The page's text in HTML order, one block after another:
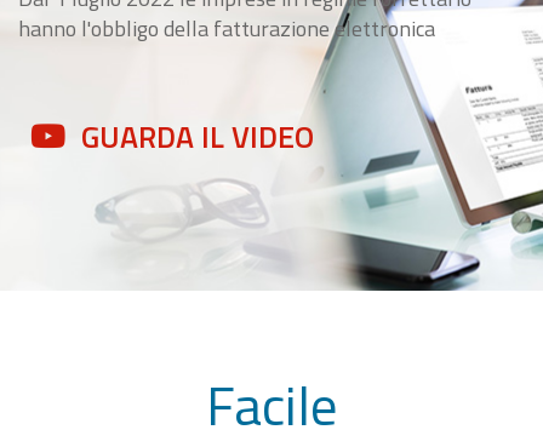
hanno l'obbligo della fatturazione elettronica
GUARDA IL VIDEO
Facile